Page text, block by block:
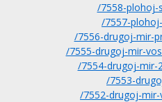
/7558-plohoj-
/7557-
/7556-drugoj-mir-
/7555-drugoj-mir-
/7554-drugoj-mir-
/7553-
/7552-drugoj-